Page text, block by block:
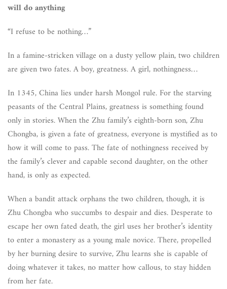
will do anything
“I refuse to be nothing…”
In a famine-stricken village on a dusty yellow plain, two children
are given two fates. A boy, greatness. A girl, nothingness…
In 1345, China lies under harsh Mongol rule. For the starving
peasants of the Central Plains, greatness is something found
only in stories. When the Zhu family’s eighth-born son, Zhu
Chongba, is given a fate of greatness, everyone is mystified as to
how it will come to pass. The fate of nothingness received by
the family’s clever and capable second daughter, on the other
hand, is only as expected.
When a bandit attack orphans the two children, though, it is
Zhu Chongba who succumbs to despair and dies. Desperate to
escape her own fated death, the girl uses her brother’s identity
to enter a monastery as a young male novice. There, propelled
by her burning desire to survive, Zhu learns she is capable of
doing whatever it takes, no matter how callous, to stay hidden
from her fate.